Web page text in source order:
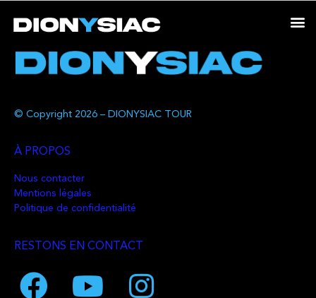
© Copyright 2026 – DIONYSIAC TOUR
À PROPOS
Nous contacter
Mentions légales
Politique de confidentialité
RESTONS EN CONTACT